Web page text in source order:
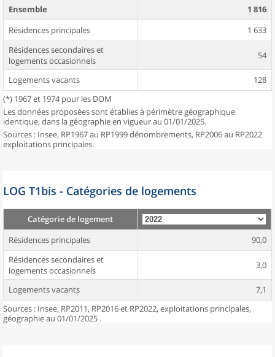
Ensemble
1 816
Résidences principales
1 633
Résidences secondaires et
logements occasionnels
54
Logements vacants
128
(*) 1967 et 1974 pour les DOM
Les données proposées sont établies à périmètre géographique
identique, dans la géographie en vigueur au 01/01/2025.
Sources : Insee, RP1967 au RP1999 dénombrements, RP2006 au RP2022
exploitations principales.
LOG T1bis - Catégories de logements
Catégorie de logement
Résidences principales
90,0
Résidences secondaires et
logements occasionnels
3,0
Logements vacants
7,1
Sources : Insee, RP2011, RP2016 et RP2022, exploitations principales,
géographie au 01/01/2025 .